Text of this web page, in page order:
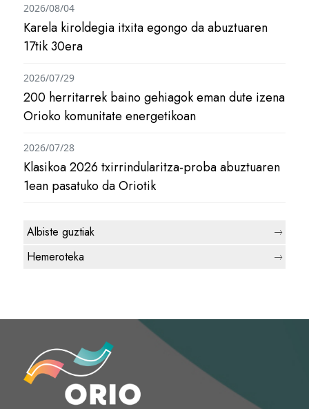
Karela kiroldegia itxita egongo da abuztuaren
17tik 30era
2026/08/04
200 herritarrek baino gehiagok eman dute izena
Orioko komunitate energetikoan
2026/07/29
Klasikoa 2026 txirrindularitza-proba abuztuaren
1ean pasatuko da Oriotik
2026/07/28
Albiste guztiak
Hemeroteka